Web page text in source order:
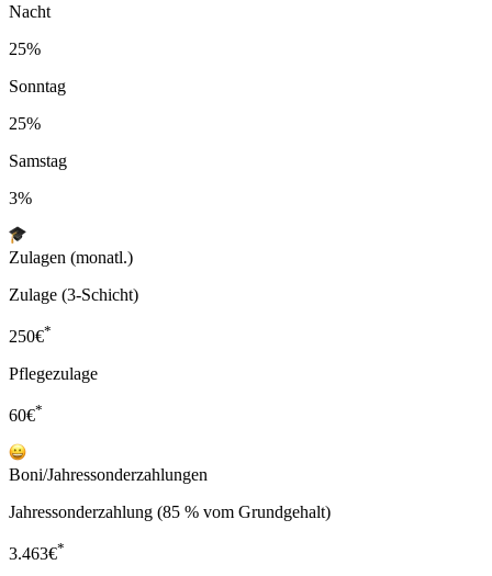
Nacht
25%
Sonntag
25%
Samstag
3%
Zulagen (monatl.)
Zulage (3-Schicht)
250€*
Pflegezulage
60€*
Boni/Jahressonderzahlungen
Jahressonderzahlung (85 % vom Grundgehalt)
3.463€*